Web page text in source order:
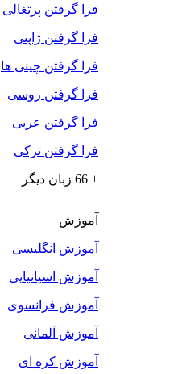
فرا گرفتن پرتغالی
فرا گرفتن ژاپنی
فرا گرفتن چینی ها
فرا گرفتن روسی
فرا گرفتن عربی
فرا گرفتن ترکی
+ 66 زبان دیگر
آموزش
آموزش انگلیسی
آموزش اسپانیایی
آموزش فرانسوی
آموزش آلمانی
آموزش کره ای